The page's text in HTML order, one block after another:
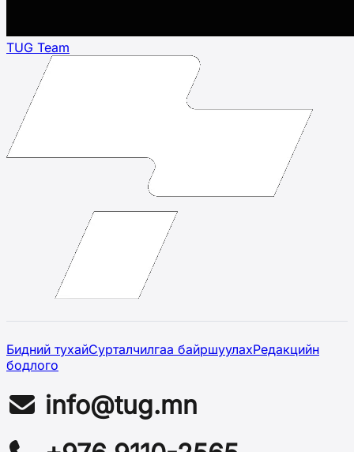
TUG Team
Бидний тухайСурталчилгаа байршуулахРедакцийн
бодлого
info@tug.mn